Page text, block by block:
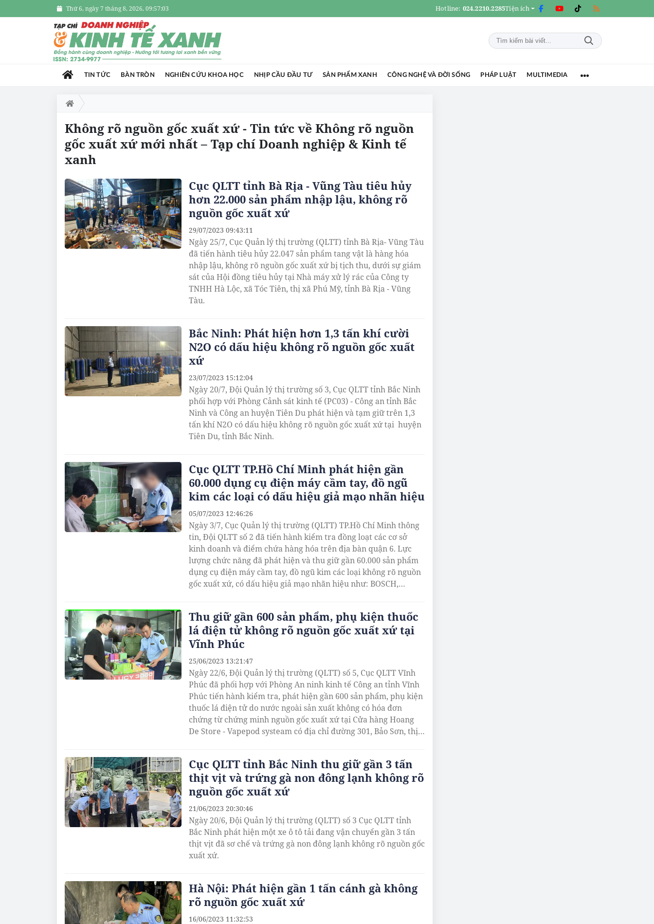
Thứ 6, ngày 7 tháng 8, 2026, 09:57:04 Hotline: 024.2210.2285Tiện ích
TIN TỨC BÀN TRÒN NGHIÊN CỨU KHOA HỌC NHỊP CẦU ĐẦU TƯ SẢN PHẨM XANH CÔNG NGHỆ VÀ ĐỜI SỐNG PHÁP LUẬT MULTIMEDIA
Không rõ nguồn gốc xuất xứ - Tin tức về Không rõ nguồn
gốc xuất xứ mới nhất – Tạp chí Doanh nghiệp & Kinh tế
xanh
Cục QLTT tỉnh Bà Rịa - Vũng Tàu tiêu hủy
hơn 22.000 sản phẩm nhập lậu, không rõ
nguồn gốc xuất xứ
Ngày 25/7, Cục Quản lý thị trường (QLTT) tỉnh Bà Rịa- Vũng Tàu
đã tiến hành tiêu hủy 22.047 sản phẩm tang vật là hàng hóa
nhập lậu, không rõ nguồn gốc xuất xứ bị tịch thu, dưới sự giám
sát của Hội đồng tiêu hủy tại Nhà máy xử lý rác của Công ty
TNHH Hà Lộc, xã Tóc Tiên, thị xã Phú Mỹ, tỉnh Bà Rịa - Vũng
Tàu.
29/07/2023 09:43:11
Bắc Ninh: Phát hiện hơn 1,3 tấn khí cười
N2O có dấu hiệu không rõ nguồn gốc xuất
xứ
Ngày 20/7, Đội Quản lý thị trường số 3, Cục QLTT tỉnh Bắc Ninh
phối hợp với Phòng Cảnh sát kinh tế (PC03) - Công an tỉnh Bắc
Ninh và Công an huyện Tiên Du phát hiện và tạm giữ trên 1,3
tấn khí N2O có dấu hiệu không rõ nguồn gốc xuất xứ tại huyện
Tiên Du, tỉnh Bắc Ninh.
23/07/2023 15:12:04
Cục QLTT TP.Hồ Chí Minh phát hiện gần
60.000 dụng cụ điện máy cầm tay, đồ ngũ
kim các loại có dấu hiệu giả mạo nhãn hiệu
Ngày 3/7, Cục Quản lý thị trường (QLTT) TP.Hồ Chí Minh thông
tin, Đội QLTT số 2 đã tiến hành kiểm tra đồng loạt các cơ sở
kinh doanh và điểm chứa hàng hóa trên địa bàn quận 6. Lực
lượng chức năng đã phát hiện và thu giữ gần 60.000 sản phẩm
dụng cụ điện máy cầm tay, đồ ngũ kim các loại không rõ nguồn
gốc xuất xứ, có dấu hiệu giả mạo nhãn hiệu như: BOSCH,
05/07/2023 12:46:26
Thu giữ gần 600 sản phẩm, phụ kiện thuốc
lá điện tử không rõ nguồn gốc xuất xứ tại
Vĩnh Phúc
Ngày 22/6, Đội Quản lý thị trường (QLTT) số 5, Cục QLTT Vĩnh
Phúc đã phối hợp với Phòng An ninh kinh tế Công an tỉnh Vĩnh
Phúc tiến hành kiểm tra, phát hiện gần 600 sản phẩm, phụ kiện
thuốc lá điện tử do nước ngoài sản xuất không có hóa đơn
chứng từ chứng minh nguồn gốc xuất xứ tại Cửa hàng Hoang
De Store - Vapepod systeam có địa chỉ đường 301, Bảo Sơn, thị
25/06/2023 13:21:47
Cục QLTT tỉnh Bắc Ninh thu giữ gần 3 tấn
thịt vịt và trứng gà non đông lạnh không rõ
nguồn gốc xuất xứ
Ngày 20/6, Đội Quản lý thị trường (QLTT) số 3 Cục QLTT tỉnh
Bắc Ninh phát hiện một xe ô tô tải đang vận chuyển gần 3 tấn
thịt vịt đã sơ chế và trứng gà non đông lạnh không rõ nguồn gốc
xuất xứ.
21/06/2023 20:30:46
Hà Nội: Phát hiện gần 1 tấn cánh gà không
rõ nguồn gốc xuất xứ
16/06/2023 11:32:53